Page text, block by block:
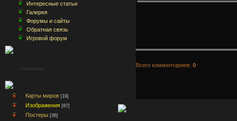
Интересные статьи
Галерея
Форумы и сайты
Обратная связь
Игровой форум
Альбомы
Карты миров [19]
Изображения [87]
Постеры [36]
Всего комментариев: 0